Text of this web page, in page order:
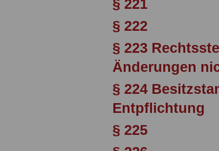
§ 221
§ 222
§ 223
Änderungen
§ 224
Entpflichtung
§ 225